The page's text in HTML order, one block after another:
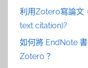
利用Zotero寫論文
text citation)?
如何將 EndNote
Zotero？